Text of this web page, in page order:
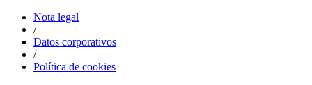
Nota legal
/
Datos corporativos
/
Política de cookies